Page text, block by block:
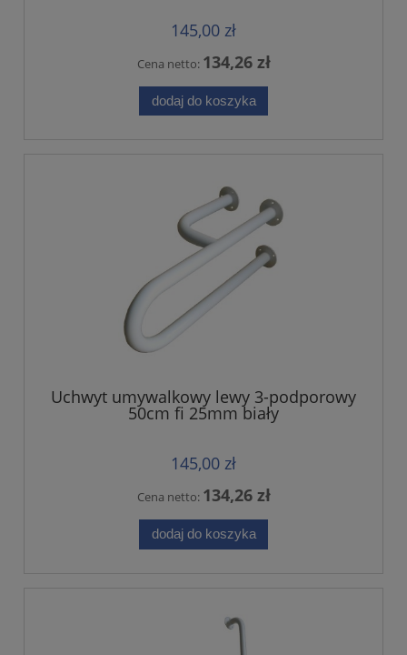
145,00 zł
Cena netto: 134,26 zł
dodaj do koszyka
Uchwyt umywalkowy lewy 3-podporowy
50cm fi 25mm biały
145,00 zł
Cena netto: 134,26 zł
dodaj do koszyka